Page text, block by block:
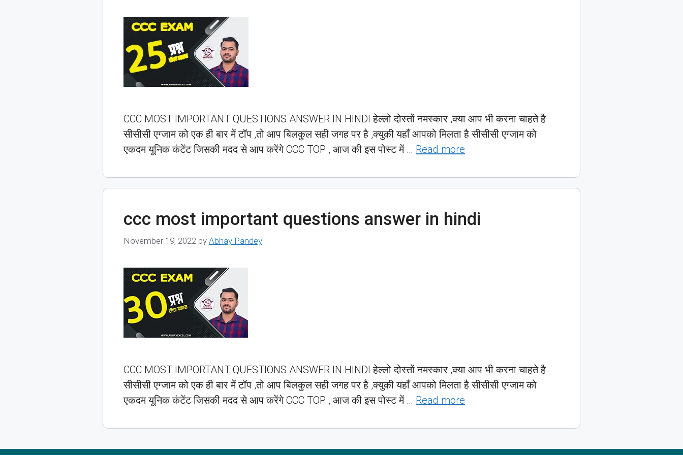
CCC MOST IMPORTANT QUESTIONS ANSWER IN HINDI हेल्लो दोस्तों नमस्कार ,क्या आप भी करना चाहते है
सीसीसी एग्जाम को एक ही बार में टॉप ,तो आप बिलकुल सही जगह पर है ,क्युकी यहाँ आपको मिलता है सीसीसी एग्जाम को
एकदम यूनिक कंटेंट जिसकी मदद से आप करेंगे CCC TOP , आज की इस पोस्ट में … Read more
ccc most important questions answer in hindi
November 19, 2022 by Abhay Pandey
CCC MOST IMPORTANT QUESTIONS ANSWER IN HINDI हेल्लो दोस्तों नमस्कार ,क्या आप भी करना चाहते है
सीसीसी एग्जाम को एक ही बार में टॉप ,तो आप बिलकुल सही जगह पर है ,क्युकी यहाँ आपको मिलता है सीसीसी एग्जाम को
एकदम यूनिक कंटेंट जिसकी मदद से आप करेंगे CCC TOP , आज की इस पोस्ट में … Read more